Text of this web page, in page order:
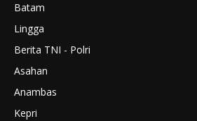
Batam
Lingga
Berita TNI - Polri
Asahan
Anambas
Kepri